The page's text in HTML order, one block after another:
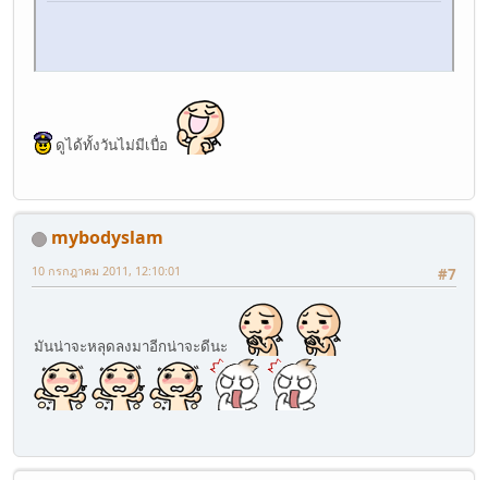
ดูได้ทั้งวันไม่มีเบื่อ
mybodyslam
#7
10 กรกฎาคม 2011, 12:10:01
มันน่าจะหลุดลงมาอีกน่าจะดีนะ